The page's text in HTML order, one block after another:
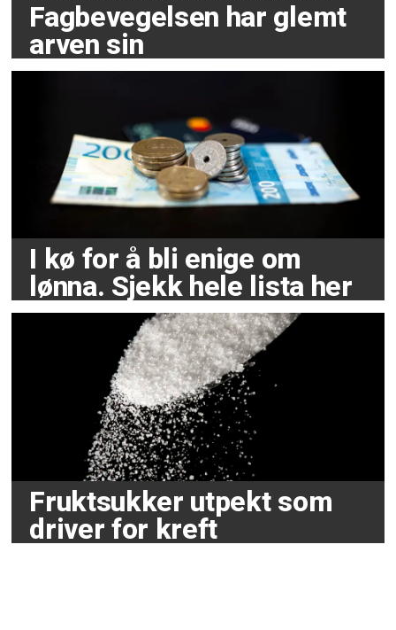
Fagbevegelsen har glemt
arven sin
I kø for å bli enige om
lønna. Sjekk hele lista her
Fruktsukker utpekt som
driver for kreft